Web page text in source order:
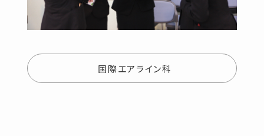
国際エアライン科